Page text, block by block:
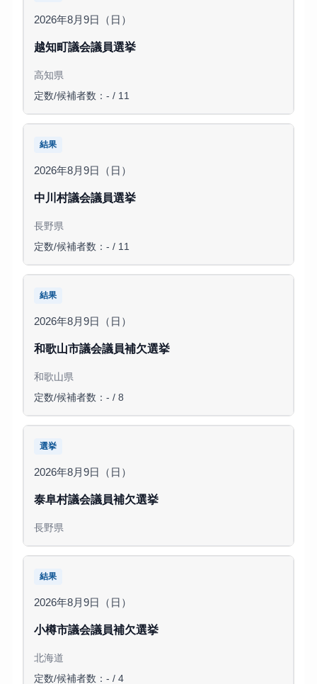
2026年8月9日（日）
越知町議会議員選挙
高知県
定数/候補者数：- / 11
結果
2026年8月9日（日）
中川村議会議員選挙
長野県
定数/候補者数：- / 11
結果
2026年8月9日（日）
和歌山市議会議員補欠選挙
和歌山県
定数/候補者数：- / 8
選挙
2026年8月9日（日）
泰阜村議会議員補欠選挙
長野県
結果
2026年8月9日（日）
小樽市議会議員補欠選挙
北海道
定数/候補者数：- / 4